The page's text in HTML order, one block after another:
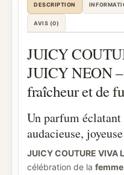
DESCRIPTION
AVIS (0)
JUICY
JUICY NEON
fraîcheur et de
Un parfum
audacieuse,
JUICY COUTURE VIVA
célébration de la